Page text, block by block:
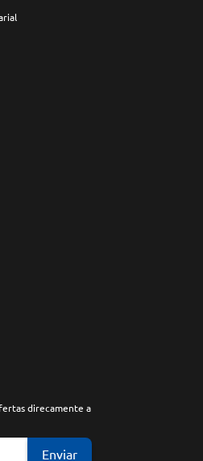
direcamente a
Enviar